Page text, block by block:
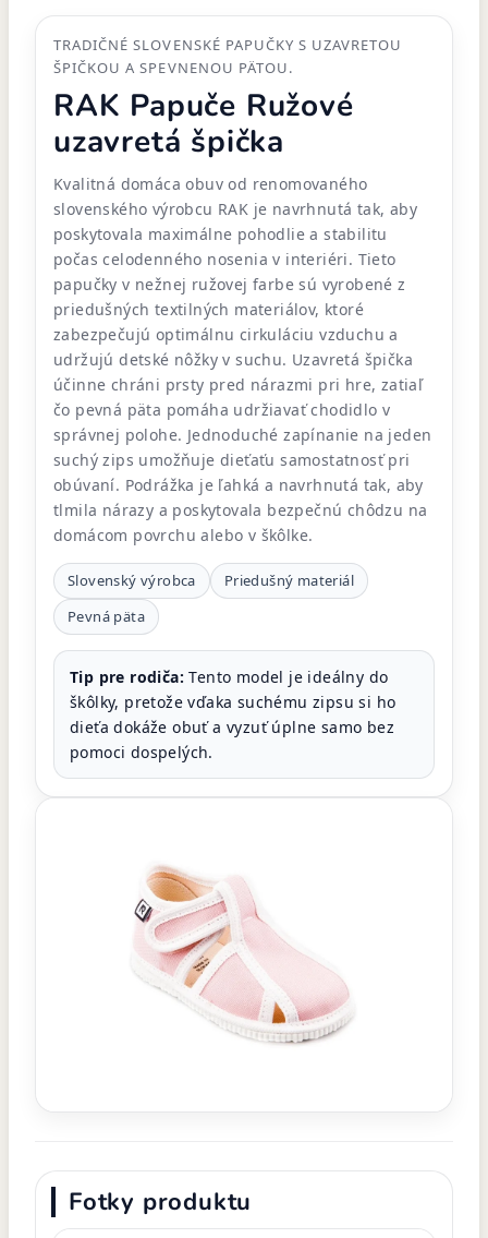
TRADIČNÉ SLOVENSKÉ PAPUČKY S UZAVRETOU
ŠPIČKOU A SPEVNENOU PÄTOU.
RAK Papuče Ružové
uzavretá špička
Kvalitná domáca obuv od renomovaného
slovenského výrobcu RAK je navrhnutá tak, aby
poskytovala maximálne pohodlie a stabilitu
počas celodenného nosenia v interiéri. Tieto
papučky v nežnej ružovej farbe sú vyrobené z
priedušných textilných materiálov, ktoré
zabezpečujú optimálnu cirkuláciu vzduchu a
udržujú detské nôžky v suchu. Uzavretá špička
účinne chráni prsty pred nárazmi pri hre, zatiaľ
čo pevná päta pomáha udržiavať chodidlo v
správnej polohe. Jednoduché zapínanie na jeden
suchý zips umožňuje dieťaťu samostatnosť pri
obúvaní. Podrážka je ľahká a navrhnutá tak, aby
tlmila nárazy a poskytovala bezpečnú chôdzu na
domácom povrchu alebo v škôlke.
Slovenský výrobca
Priedušný materiál
Pevná päta
Tip pre rodiča: Tento model je ideálny do
škôlky, pretože vďaka suchému zipsu si ho
dieťa dokáže obuť a vyzuť úplne samo bez
pomoci dospelých.
Fotky produktu